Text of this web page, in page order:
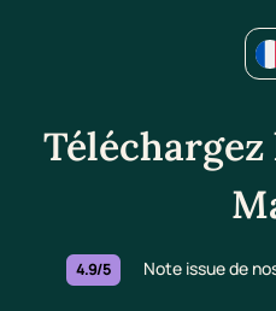
4.9/5 Note issue de